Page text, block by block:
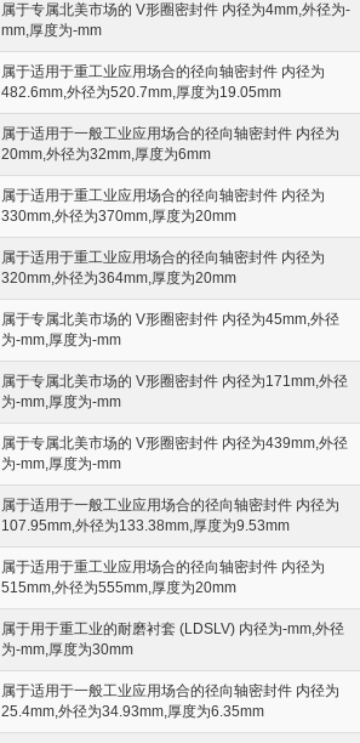
属于专属北美市场的 V形圈密封件 内径为4mm,外径为-
mm,厚度为-mm
属于适用于重工业应用场合的径向轴密封件 内径为
482.6mm,外径为520.7mm,厚度为19.05mm
属于适用于一般工业应用场合的径向轴密封件 内径为
20mm,外径为32mm,厚度为6mm
属于适用于重工业应用场合的径向轴密封件 内径为
330mm,外径为370mm,厚度为20mm
属于适用于重工业应用场合的径向轴密封件 内径为
320mm,外径为364mm,厚度为20mm
属于专属北美市场的 V形圈密封件 内径为45mm,外径
为-mm,厚度为-mm
属于专属北美市场的 V形圈密封件 内径为171mm,外径
为-mm,厚度为-mm
属于专属北美市场的 V形圈密封件 内径为439mm,外径
为-mm,厚度为-mm
属于适用于一般工业应用场合的径向轴密封件 内径为
107.95mm,外径为133.38mm,厚度为9.53mm
属于适用于重工业应用场合的径向轴密封件 内径为
515mm,外径为555mm,厚度为20mm
属于用于重工业的耐磨衬套 (LDSLV) 内径为-mm,外径
为-mm,厚度为30mm
属于适用于一般工业应用场合的径向轴密封件 内径为
25.4mm,外径为34.93mm,厚度为6.35mm